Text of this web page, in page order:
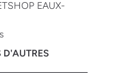
EAUX-
D'AUTRES